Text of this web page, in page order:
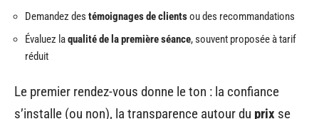
Demandez des témoignages de clientsou des recommandations
Évaluez laqualité de la première séance, souvent proposée à tarif
réduit
Le premier rendez-vous donne le ton : la confiance
s’installe (ou non), la transparence autour du prix se